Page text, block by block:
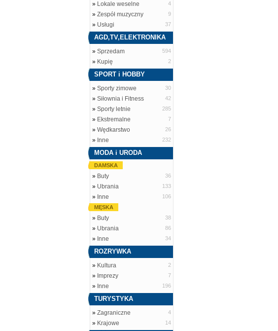
» Lokale weselne 4
» Zespół muzyczny 9
» Usługi 37
AGD,TV,ELEKTRONIKA
» Sprzedam 594
» Kupię 2
SPORT i HOBBY
» Sporty zimowe 30
» Siłownia i Fitness 42
» Sporty letnie 285
» Ekstremalne 7
» Wędkarstwo 26
» Inne 232
MODA i URODA
DAMSKA
» Buty 36
» Ubrania 133
» Inne
106
MĘSKA
» Buty 38
» Ubrania 86
» Inne 34
ROZRYWKA
» Kultura 2
» Imprezy 7
» Inne 196
TURYSTYKA
» Zagraniczne 4
» Krajowe 14